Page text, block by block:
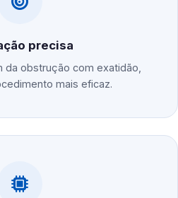
precisa
da obstrução com exatidão,
mais eficaz.